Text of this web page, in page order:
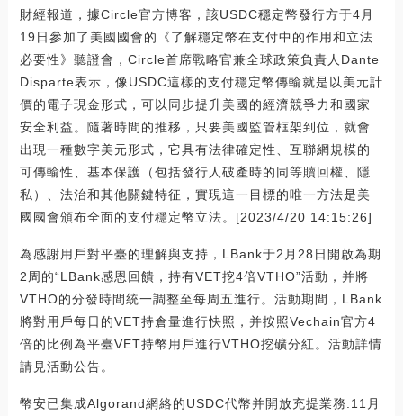
財經報道，據Circle官方博客，該USDC穩定幣發行方于4月
19日參加了美國國會的《了解穩定幣在支付中的作用和立法
必要性》聽證會，Circle首席戰略官兼全球政策負責人Dante
Disparte表示，像USDC這樣的支付穩定幣傳輸就是以美元計
價的電子現金形式，可以同步提升美國的經濟競爭力和國家
安全利益。隨著時間的推移，只要美國監管框架到位，就會
出現一種數字美元形式，它具有法律確定性、互聯網規模的
可傳輸性、基本保護（包括發行人破產時的同等贖回權、隱
私）、法治和其他關鍵特征，實現這一目標的唯一方法是美
國國會頒布全面的支付穩定幣立法。[2023/4/20 14:15:26]
為感謝用戶對平臺的理解與支持，LBank于2月28日開啟為期
2周的“LBank感恩回饋，持有VET挖4倍VTHO”活動，并將
VTHO的分發時間統一調整至每周五進行。活動期間，LBank
將對用戶每日的VET持倉量進行快照，并按照Vechain官方4
倍的比例為平臺VET持幣用戶進行VTHO挖礦分紅。活動詳情
請見活動公告。
幣安已集成Algorand網絡的USDC代幣并開放充提業務:11月